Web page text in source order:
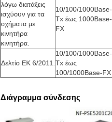
λόγω διατάξεις
ισχύουν για τα
οχήματα με
κινητήρα
κινητήρα.
10/100/1000Base-
Tx έως 1000Base-
FX
Δελτίο ΕΚ 6/2011.
10/100/1000Base-
Tx έως
100/1000Base-FX
Διάγραμμα σύνδεσης